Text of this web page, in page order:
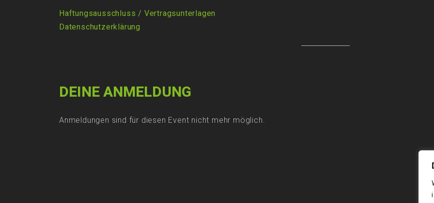
Haftungsausschluss / Vertragsunterlagen
Datenschutzerklärung
DEINE ANMELDUNG
Anmeldungen sind für diesen Event nicht mehr möglich.